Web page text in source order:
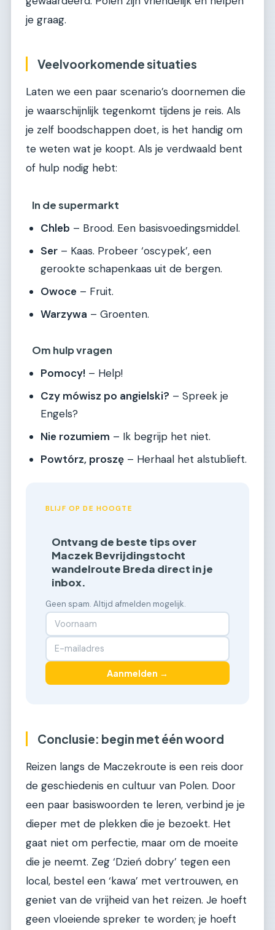
je graag.
Veelvoorkomende situaties
Laten we een paar scenario’s doornemen die
je waarschijnlijk tegenkomt tijdens je reis. Als
je zelf boodschappen doet, is het handig om
te weten wat je koopt. Als je verdwaald bent
of hulp nodig hebt:
In de supermarkt
Chleb – Brood. Een basisvoedingsmiddel.
Ser – Kaas. Probeer ‘oscypek’, een
gerookte schapenkaas uit de bergen.
Owoce – Fruit.
Warzywa – Groenten.
Om hulp vragen
Pomocy! – Help!
Czy mówisz po angielski? – Spreek je
Engels?
Nie rozumiem – Ik begrijp het niet.
Powtórz, proszę – Herhaal het alstublieft.
BLIJF OP DE HOOGTE
Ontvang de beste tips over
Maczek Bevrijdingstocht
wandelroute Breda direct in je
inbox.
Geen spam. Altijd afmelden mogelijk.
Aanmelden →
Conclusie: begin met één woord
Reizen langs de Maczekroute is een reis door
de geschiedenis en cultuur van Polen. Door
een paar basiswoorden te leren, verbind je je
dieper met de plekken die je bezoekt. Het
gaat niet om perfectie, maar om de moeite
die je neemt. Zeg ‘Dzień dobry’ tegen een
local, bestel een ‘kawa’ met vertrouwen, en
geniet van de vrijheid van het reizen. Je hoeft
geen vloeiende spreker te worden; je hoeft